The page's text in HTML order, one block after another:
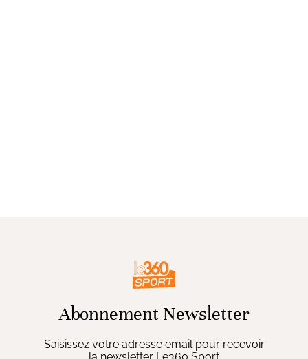
Abonnement Newsletter
Saisissez votre adresse email pour recevoir